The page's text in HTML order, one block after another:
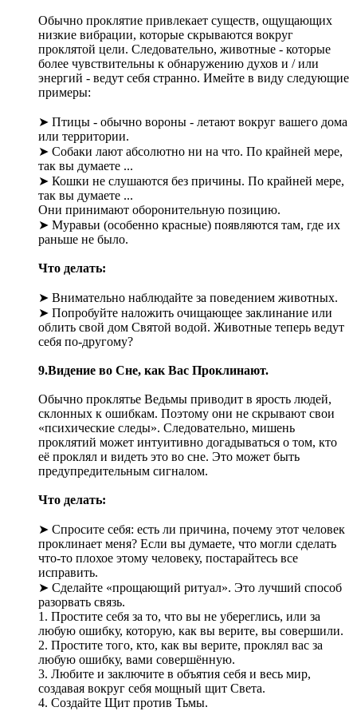
Обычно проклятие привлекает существ, ощущающих
низкие вибрации, которые скрываются вокруг
проклятой цели. Следовательно, животные - которые
более чувствительны к обнаружению духов и / или
энергий - ведут себя странно. Имейте в виду следующие
примеры:
➤ Птицы - обычно вороны - летают вокруг вашего дома
или территории.
➤ Собаки лают абсолютно ни на что. По крайней мере,
так вы думаете ...
➤ Кошки не слушаются без причины. По крайней мере,
так вы думаете ...
Они принимают оборонительную позицию.
➤ Муравьи (особенно красные) появляются там, где их
раньше не было.
Что делать:
➤ Внимательно наблюдайте за поведением животных.
➤ Попробуйте наложить очищающее заклинание или
облить свой дом Святой водой. Животные теперь ведут
себя по-другому?
9.Видение во Сне, как Вас Проклинают.
Обычно проклятье Ведьмы приводит в ярость людей,
склонных к ошибкам. Поэтому они не скрывают свои
«психические следы». Следовательно, мишень
проклятий может интуитивно догадываться о том, кто
её проклял и видеть это во сне. Это может быть
предупредительным сигналом.
Что делать:
➤ Спросите себя: есть ли причина, почему этот человек
проклинает меня? Если вы думаете, что могли сделать
что-то плохое этому человеку, постарайтесь все
исправить.
➤ Сделайте «прощающий ритуал». Это лучший способ
разорвать связь.
1. Простите себя за то, что вы не убереглись, или за
любую ошибку, которую, как вы верите, вы совершили.
2. Простите того, кто, как вы верите, проклял вас за
любую ошибку, вами совершённую.
3. Любите и заключите в объятия себя и весь мир,
создавая вокруг себя мощный щит Света.
4. Создайте Щит против Тьмы.